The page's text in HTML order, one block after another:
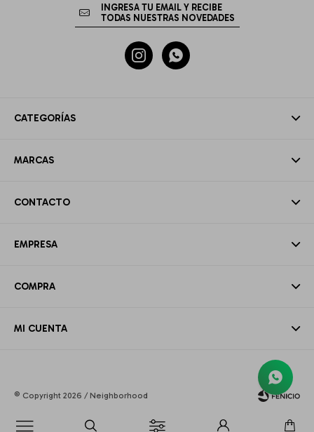

CATEGORÍAS
MARCAS
CONTACTO
EMPRESA
COMPRA
MI CUENTA
 
© Copyright 2026 / Neighborhood